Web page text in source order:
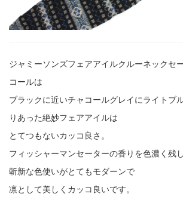
ジャミーソンズフェアアイルクルーネックセ
コールは
ブラックに近いチャコールグレイにライトブ
りあった絶妙フェアアイルは
とてつもないカッコ良さ。
フィッシャーマンセーターの香りを色濃く残
斬新な色使いがとてもモダーンで
凛として美しくカッコ良いです。